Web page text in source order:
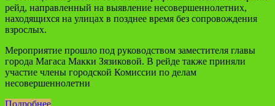
рейд, направленный на выявление несовершеннолетних,
находящихся на улицах в позднее время без сопровождения
взрослых.
Мероприятие прошло под руководством заместителя главы
города Магаса Макки Зязиковой. В рейде также приняли
участие члены городской Комиссии по делам
несовершеннолетни
Подробнее